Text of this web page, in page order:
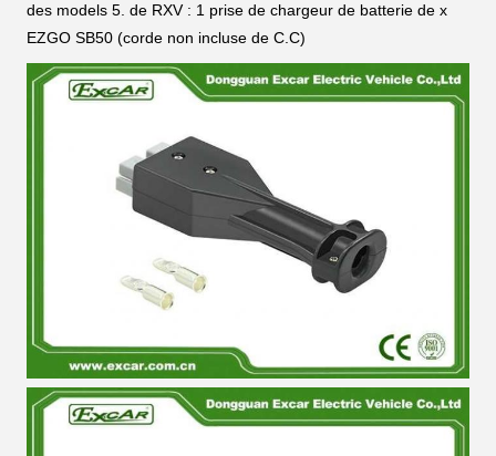
des models 5. de RXV: 1 prise de chargeur de batterie de x
EZGO SB50 (corde non incluse de C.C)